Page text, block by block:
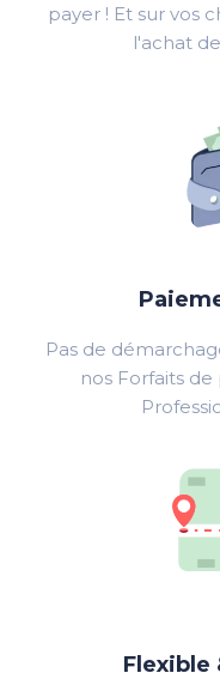
payer ! Et sur vos
l'achat
Pas de
nos Forfaits
Flexible